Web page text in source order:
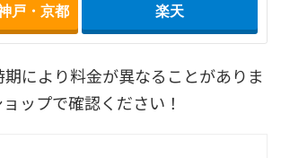
戸・京都 楽天
により料金が異なることがありま
ップで確認ください！